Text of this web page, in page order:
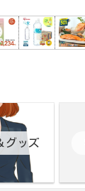
グッズ